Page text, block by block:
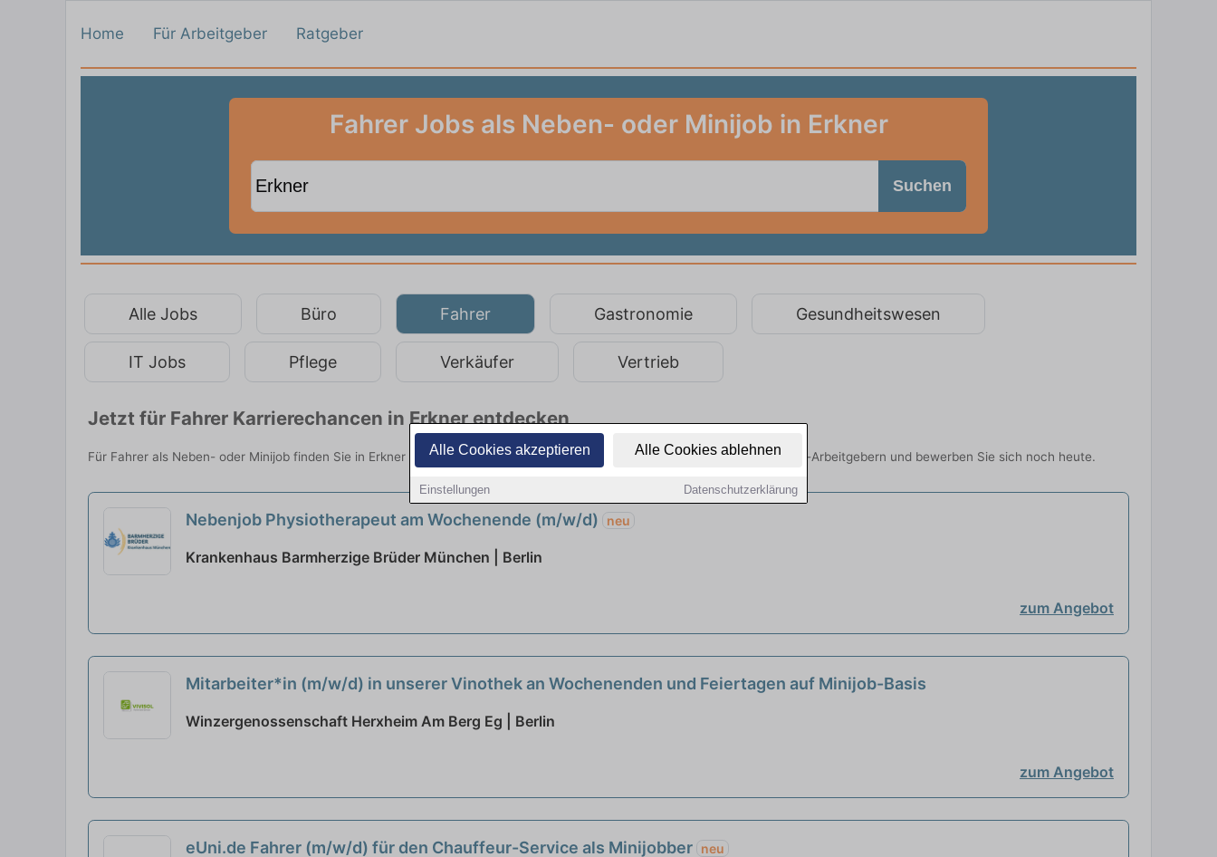
Alle Cookies akzeptieren Alle Cookies ablehnen
Einstellungen Datenschutzerklärung
Home Für Arbeitgeber Ratgeber
Fahrer Jobs als Neben- oder Minijob in Erkner
Suchen
Alle Jobs Büro Fahrer Gastronomie Gesundheitswesen
IT Jobs Pflege Verkäufer Vertrieb
Jetzt für Fahrer Karrierechancen in Erkner entdecken
Für Fahrer als Neben- oder Minijob finden Sie in Erkner hier die aktuellsten Angebote. Entdecken Sie freie Optionen von Top-Arbeitgebern und bewerben Sie sich noch heute.
Nebenjob Physiotherapeut am Wochenende (m/w/d) neu
Krankenhaus Barmherzige Brüder München | Berlin
zum Angebot
Mitarbeiter*in (m/w/d) in unserer Vinothek an Wochenenden und Feiertagen auf Minijob-Basis
Winzergenossenschaft Herxheim Am Berg Eg | Berlin
zum Angebot
eUni.de Fahrer (m/w/d) für den Chauffeur-Service als Minijobber neu